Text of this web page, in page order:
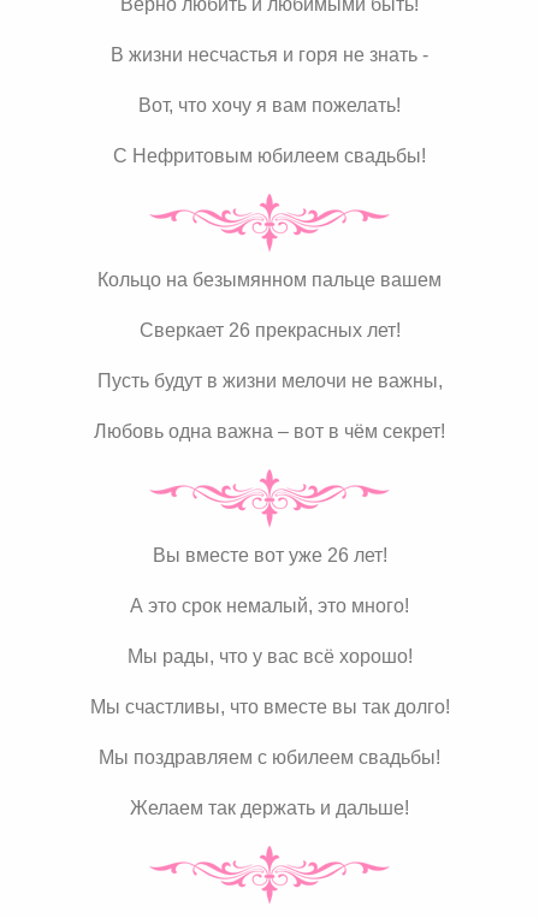
Верно любить и любимыми быть!
В жизни несчастья и горя не знать -
Вот, что хочу я вам пожелать!
С Нефритовым юбилеем свадьбы!
Кольцо на безымянном пальце вашем
Сверкает 26 прекрасных лет!
Пусть будут в жизни мелочи не важны,
Любовь одна важна – вот в чём секрет!
Вы вместе вот уже 26 лет!
А это срок немалый, это много!
Мы рады, что у вас всё хорошо!
Мы счастливы, что вместе вы так долго!
Мы поздравляем с юбилеем свадьбы!
Желаем так держать и дальше!